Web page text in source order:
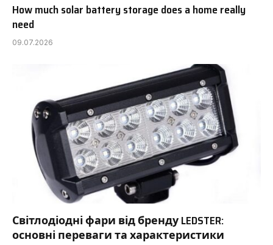
How much solar battery storage does a home really
need
09.07.2026
Світлодіодні фари від бренду LEDSTER:
основні переваги та характеристики